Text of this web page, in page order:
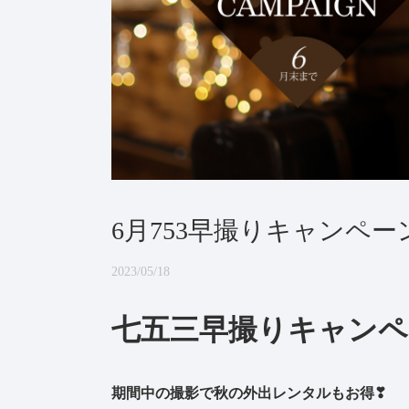
6月753早撮りキャンペー
2023/05/18
七五三早撮りキャン
期間中の撮影で秋の外出レンタルもお得❣